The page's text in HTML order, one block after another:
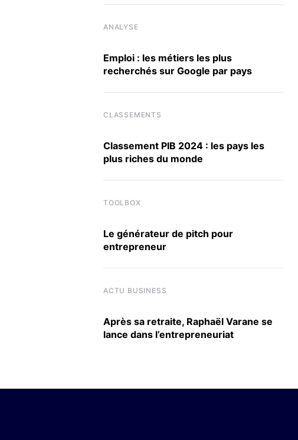
ANALYSE
Emploi : les métiers les plus
recherchés sur Google par pays
CLASSEMENTS
Classement PIB 2024 : les pays les
plus riches du monde
TOOLBOX
Le générateur de pitch pour
entrepreneur
ACTU BUSINESS
Après sa retraite, Raphaël Varane se
lance dans l’entrepreneuriat